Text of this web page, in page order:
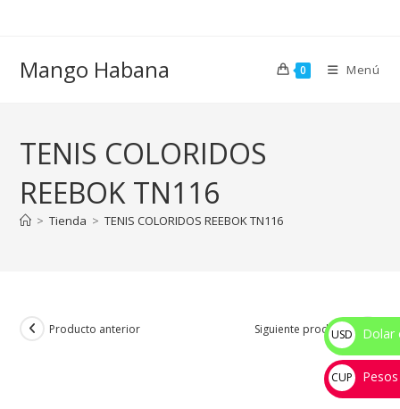
Mango Habana 0 Menú
TENIS COLORIDOS
REEBOK TN116
> Tienda > TENIS COLORIDOS REEBOK TN116
Producto anterior Siguiente producto
USD
$
Dolar
CUP
💰
Pesos